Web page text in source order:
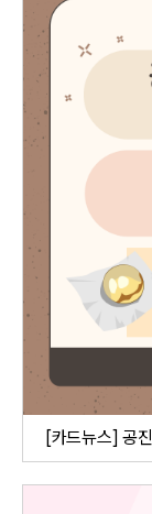
[카드뉴스] 공